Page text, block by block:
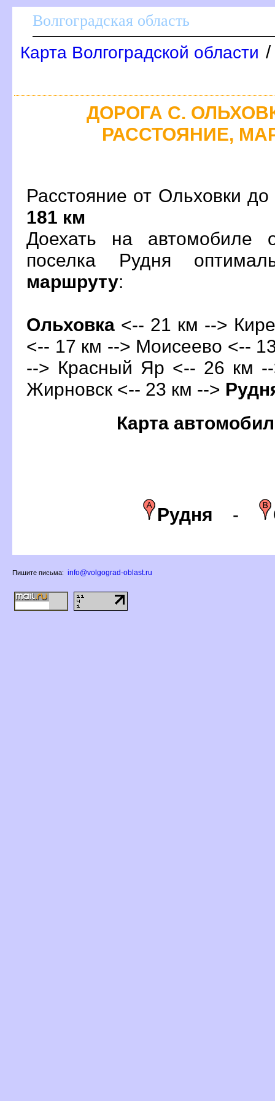
олгоградская область
Карта Волгоградской области /
ДОРОГА С.
РАССТОЯНИЕ,
Расстояние от Ольховки
181 км
Доехать на автомобиле
поселка Рудня
маршруту:
Ольховка <-- 21 км -->
<-- 17 км --> Моисеево <--
--> Красный Яр <-- 26 км
Жирновск <-- 23 км -->
Карта
Рудня -
Пишите письма: info@volgograd-oblast.ru